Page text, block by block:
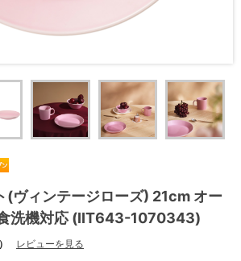
(ヴィンテージローズ) 21cm オー
洗機対応 (IIT643-1070343)
レビューを見る